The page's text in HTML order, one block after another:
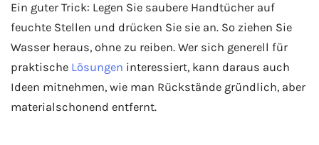
Ein guter Trick: Legen Sie saubere Handtücher auf
feuchte Stellen und drücken Sie sie an. So ziehen Sie
Wasser heraus, ohne zu reiben. Wer sich generell für
praktische Lösungen interessiert, kann daraus auch
Ideen mitnehmen, wie man Rückstände gründlich, aber
materialschonend entfernt.